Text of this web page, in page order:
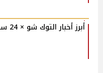
أبرز أخبار التوك شو × 24 ساعة